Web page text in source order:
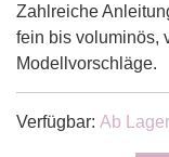
Zahlreiche
fein bis voluminös,
Modellvorschläge.
Verfügbar: Ab Lager